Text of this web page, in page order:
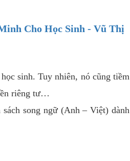
Cho Học Sinh - Vũ Thị
sinh. Tuy nhiên, nó cũng tiềm
riêng tư…
song ngữ (Anh – Việt) dành